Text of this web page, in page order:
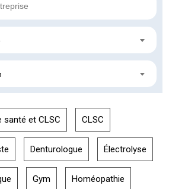
santé et CLSC CLSC
Denturologue Électrolyse
Gym Homéopathie